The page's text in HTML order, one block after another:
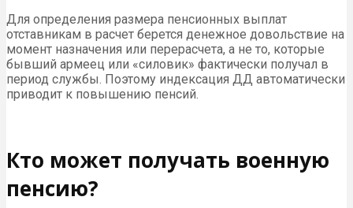
Для определения размера пенсионных выплат
отставникам в расчет берется денежное довольствие на
момент назначения или перерасчета, а не то, которые
бывший армеец или «силовик» фактически получал в
период службы. Поэтому индексация ДД автоматически
приводит к повышению пенсий.
Кто может получать военную
пенсию?